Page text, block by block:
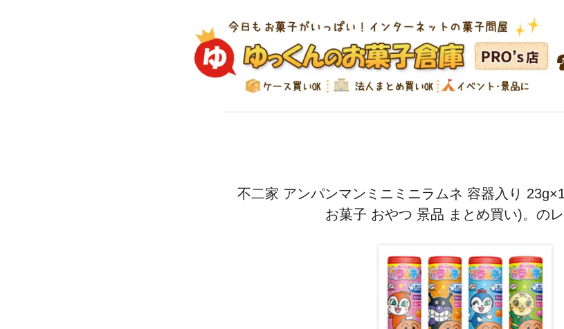
不二家 アンパンマンミニミニラムネ 容器入り
お菓子 おやつ 景品 まとめ買い)。の